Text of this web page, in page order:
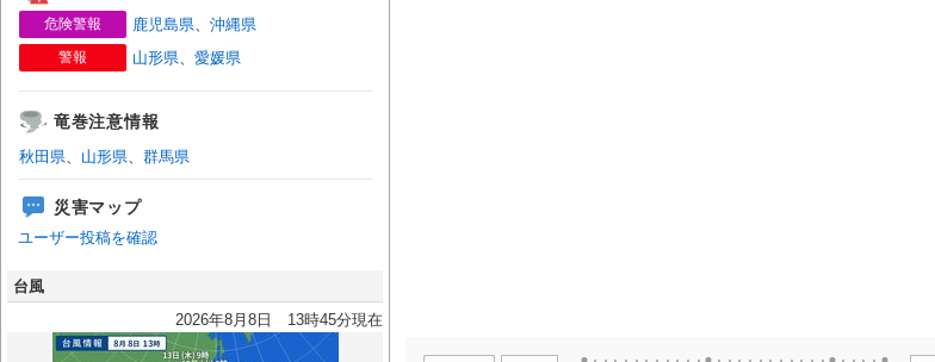
危険警報 鹿児島県、 沖縄県
警報 山形県、 愛媛県
竜巻注意情報
秋田県、 山形県、 群馬県
災害マップ
ユーザー投稿を確認
台風
2026年8月8日 13時45分現在